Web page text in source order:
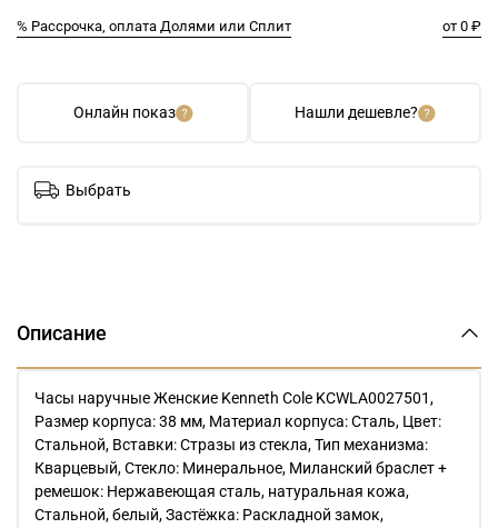
% Рассрочка, оплата Долями или Сплит от 0 ₽
Онлайн показ Нашли дешевле?
Выбрать
Описание
Часы наручные Женские Kenneth Cole KCWLA0027501,
Размер корпуса: 38 мм, Материал корпуса: Сталь, Цвет:
Стальной, Вставки: Стразы из стекла, Тип механизма:
Кварцевый, Стекло: Минеральное, Миланский браслет +
ремешок: Нержавеющая сталь, натуральная кожа,
Стальной, белый, Застёжка: Раскладной замок,